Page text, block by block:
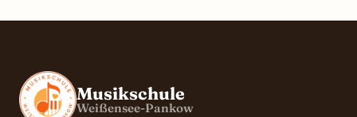
Musikschule
Weißensee-Pankow